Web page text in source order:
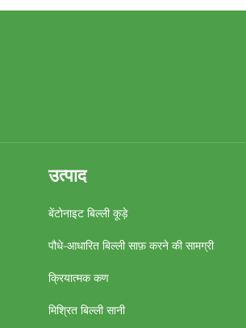
उत्पाद
बेंटोनाइट बिल्ली कूड़े
पौधे-आधारित बिल्ली साफ़ करने की सामग्री
क्रियात्मक कण
मिश्रित बिल्ली सानी